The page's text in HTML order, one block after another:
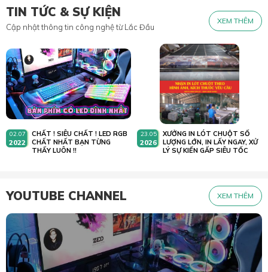
TIN TỨC & SỰ KIỆN
Cập nhật thông tin công nghệ từ Lắc Đầu
XEM THÊM
02.07
2022
CHẤT ! SIÊU CHẤT ! LED RGB
CHẤT NHẤT BẠN TỪNG
THẤY LUÔN !!
23.05
2026
XƯỞNG IN LÓT CHUỘT SỐ
LƯỢNG LỚN, IN LẤY NGAY, XỬ
LÝ SỰ KIẾN GẤP SIÊU TỐC
YOUTUBE CHANNEL XEM THÊM